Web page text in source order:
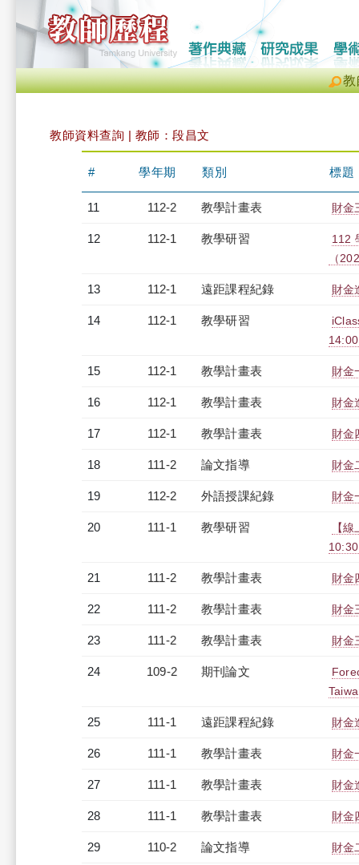
教
教師資料查詢 | 教師：段昌文
# 學年期 類別 標題
11 112-2 教學計畫表 財金
12 112-1 教學研習
112
（
13 112-1 遠距課程紀錄 財金
14 112-1 教學研習
15 112-1 教學計畫表 財金
16 112-1 教學計畫表 財金
17 112-1 教學計畫表 財金
18 111-2 論文指導 財金
19 112-2 外語授課紀錄 財金
20 111-1 教學研習
【
21 111-2 教學計畫表 財金
22 111-2 教學計畫表 財金
23 111-2 教學計畫表 財金
24 109-2 期刊論文
25 111-1 遠距課程紀錄 財金
26 111-1 教學計畫表 財金
27 111-1 教學計畫表 財金
28 111-1 教學計畫表 財金
29 110-2 論文指導 財金